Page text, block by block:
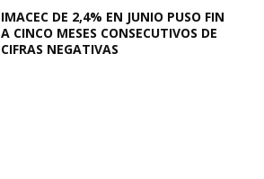
IMACEC DE 2,4% EN JUNIO PUSO FIN
A CINCO MESES CONSECUTIVOS DE
CIFRAS NEGATIVAS